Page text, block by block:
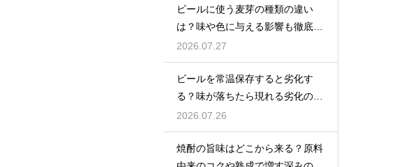
ビールに使う麦芽の種類の違い
は？味や色に与える影響も徹底解
説
2026.07.27
ビールを常温保存すると劣化す
る？味が落ちたら現れる劣化のサ
インを解説
2026.07.26
焼酎の旨味はどこから来る？原料